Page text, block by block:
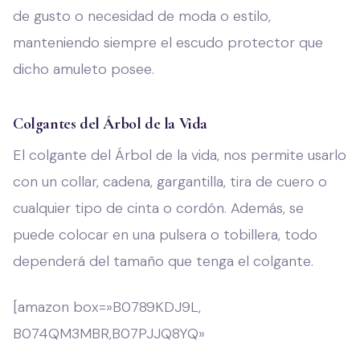
de gusto o necesidad de moda o estilo,
manteniendo siempre el escudo protector que
dicho amuleto posee.
Colgantes del Árbol de la Vida
El colgante del Árbol de la vida, nos permite usarlo
con un collar, cadena, gargantilla, tira de cuero o
cualquier tipo de cinta o cordón. Además, se
puede colocar en una pulsera o tobillera, todo
dependerá del tamaño que tenga el colgante.
[amazon box=»B0789KDJ9L,
B074QM3MBR,B07PJJQ8YQ»